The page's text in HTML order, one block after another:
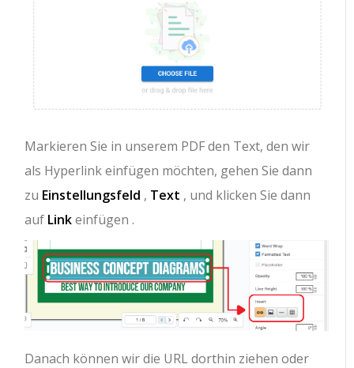
Markieren Sie in unserem PDF den Text, den wir
als Hyperlink einfügen möchten, gehen Sie dann
zu Einstellungsfeld , Text , und klicken Sie dann
auf Linkeinfügen .
Danach können wir die URL dorthin ziehen oder